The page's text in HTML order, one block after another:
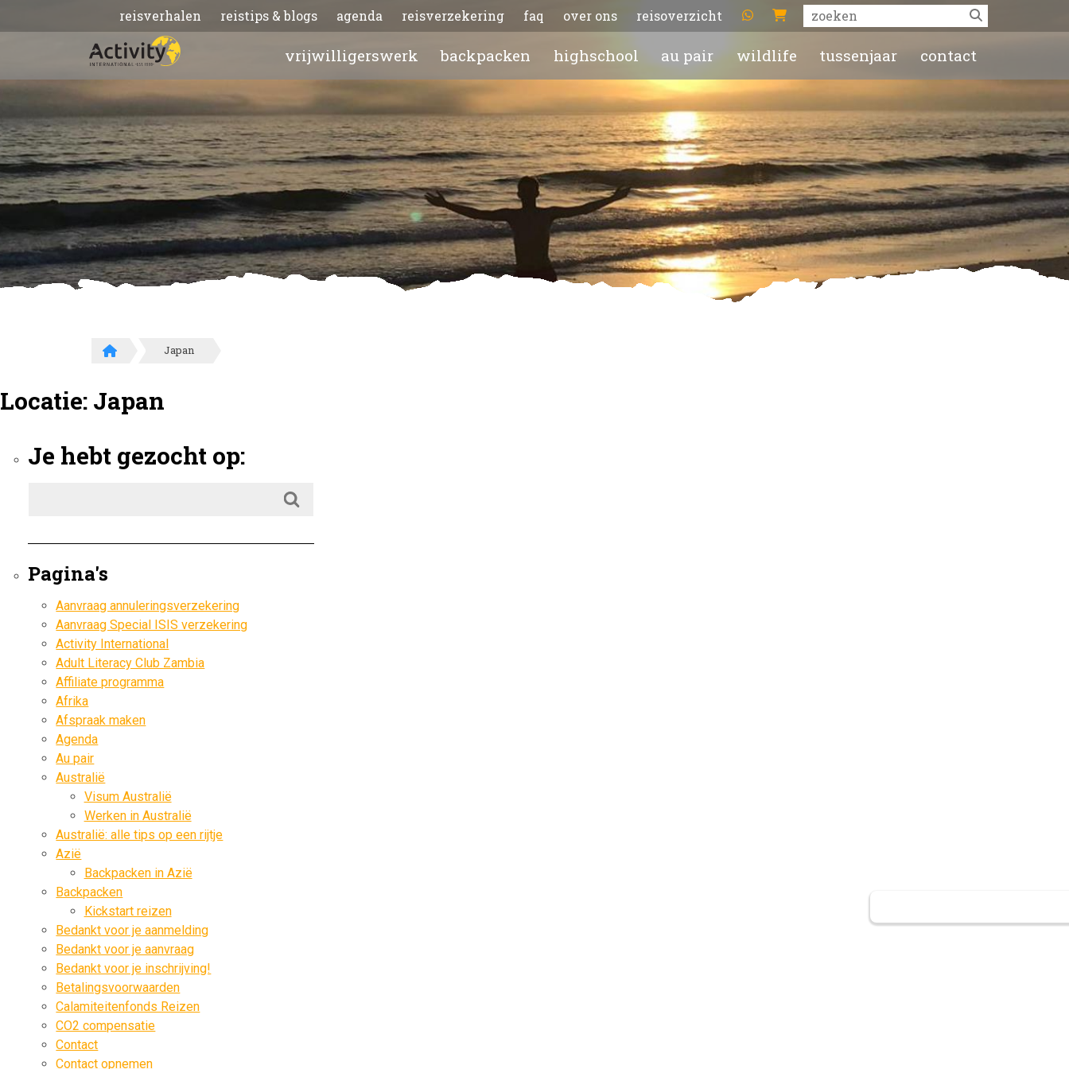
reisverhalen reistips & blogs agenda reisverzekering faq over ons reisoverzicht
vrijwilligerswerk backpacken highschool au pair wildlife tussenjaar contact
Japan
Locatie: Japan
Je hebt gezocht op:
Pagina's
Aanvraag annuleringsverzekering
Aanvraag Special ISIS verzekering
Activity International
Adult Literacy Club Zambia
Affiliate programma
Afrika
Afspraak maken
Agenda
Au pair
Australië
Visum Australië
Werken in Australië
Australië: alle tips op een rijtje
Azië
Backpacken in Azië
Backpacken
Kickstart reizen
Bedankt voor je aanmelding
Bedankt voor je aanvraag
Bedankt voor je inschrijving!
Betalingsvoorwaarden
Calamiteitenfonds Reizen
CO2 compensatie
Contact
Contact opnemen